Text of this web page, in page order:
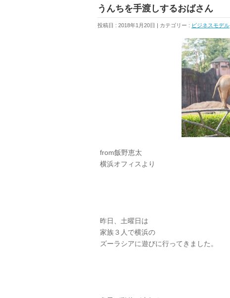
うんちを手渡しするおばさん
投稿日 : 2018年1月20日 | カテゴリー : ビジネスモデル
from飯野恵太
横浜オフィスより
昨日、土曜日は
家族３人で横浜の
ズーラシアに遊びに行ってきました。